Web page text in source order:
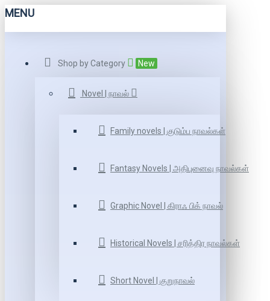
MENU
Shop by Category New
Novel | நாவல்
Family novels | குடும்ப நாவல்கள்
Fantasy Novels | அதிபுனைவு நாவல்கள்
Graphic Novel | கிராஃ பிக் நாவல்
Historical Novels | சரித்திர நாவல்கள்
Short Novel | குறுநாவல்